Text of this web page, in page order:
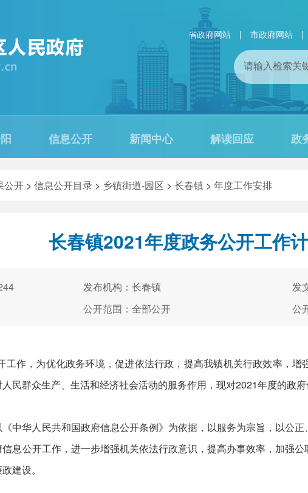
省政府网站 | 市政府网站 |
信息公开 新闻中心 解读回应 政
公开 > 信息公开目录 > 乡镇街道-园区 > 长春镇 > 年度工作安排
长春镇2021年度政务公开工作
发布机构：长春镇
发
公开范围：全部公开 公
工作，为优化政务环境，促进依法行政，提高我镇机关行政效率，
民群众生产、生活和经济社会活动的服务作用，现对2021年度的政
中华人民共和国政府信息公开条例》为依据，以服务为宗旨，以公
息公开工作，进一步增强机关依法行政意识，提高办事效率，加强
建设。